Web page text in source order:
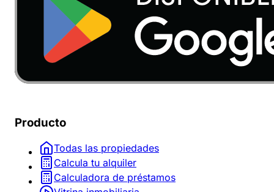
Producto
Todas las propiedades
Calcula tu alquiler
Calculadora de préstamos